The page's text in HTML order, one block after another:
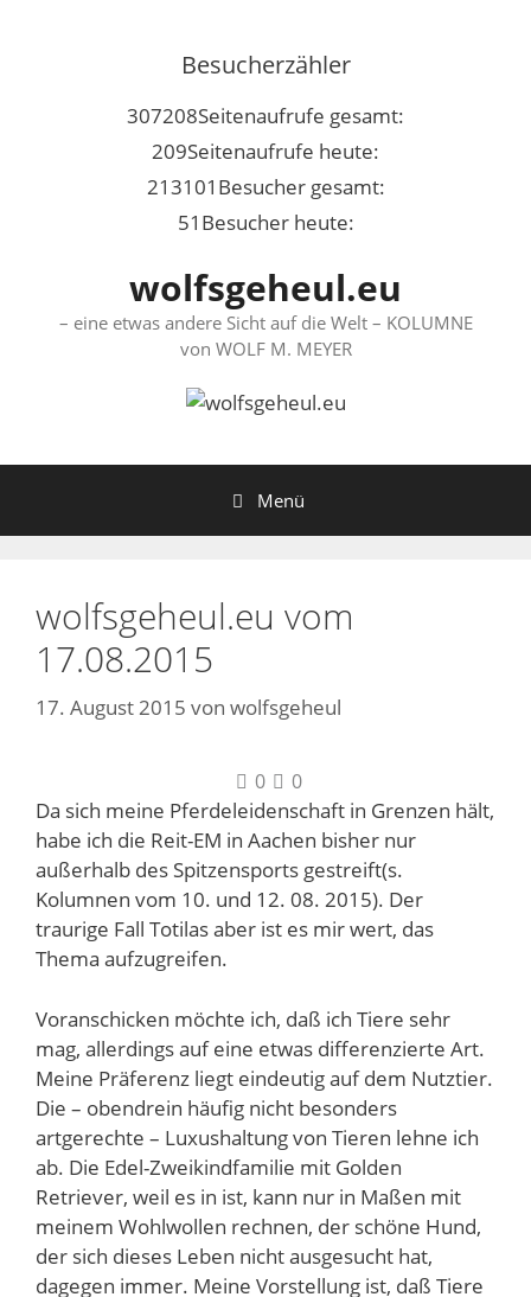
Besucherzähler
307208Seitenaufrufe gesamt:
209Seitenaufrufe heute:
213101 Besucher gesamt:
51 Besucher heute:
wolfsgeheul.eu
– eine etwas andere Sicht auf die Welt – KOLUMNE
von WOLF M. MEYER
Menü
wolfsgeheul.eu vom
17.08.2015
17. August 2015 von wolfsgeheul
0 0
Da sich meine Pferdeleidenschaft in Grenzen hält,
habe ich die Reit-EM in Aachen bisher nur
außerhalb des Spitzensports gestreift(s.
Kolumnen vom 10. und 12. 08. 2015). Der
traurige Fall Totilas aber ist es mir wert, das
Thema aufzugreifen.
Voranschicken möchte ich, daß ich Tiere sehr
mag, allerdings auf eine etwas differenzierte Art.
Meine Präferenz liegt eindeutig auf dem Nutztier.
Die – obendrein häufig nicht besonders
artgerechte – Luxushaltung von Tieren lehne ich
ab. Die Edel-Zweikindfamilie mit Golden
Retriever, weil es in ist, kann nur in Maßen mit
meinem Wohlwollen rechnen, der schöne Hund,
der sich dieses Leben nicht ausgesucht hat,
dagegen immer. Meine Vorstellung ist, daß Tiere